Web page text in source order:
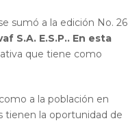
sumó a la edición No. 26
S.A. E.S.P.. En esta
que tiene como
a la población en
tienen la oportunidad de